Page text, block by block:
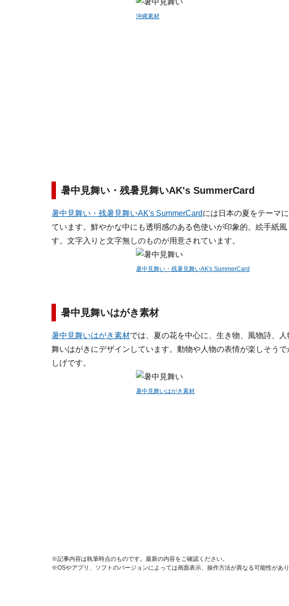
沖縄素材
暑中見舞い・残暑見舞いAK's SummerCard
暑中見舞い・残暑見舞いAK's SummerCardには日本の夏をテーマ
ています。鮮やかな中にも透明感のある色使いが印象的。絵手紙
す。文字入りと文字無しのものが用意されています。
暑中見舞い・残暑見舞いAK's SummerCard
暑中見舞いはがき素材
暑中見舞いはがき素材では、夏の花を中心に、生き物、風物詩、
舞いはがきにデザインしています。動物や人物の表情が楽しそう
しげです。
暑中見舞いはがき素材
※記事内容は執筆時点のものです。最新の内容をご確認ください。
※OSやアプリ、ソフトのバージョンによっては画面表示、操作方法が異なる可能性があり